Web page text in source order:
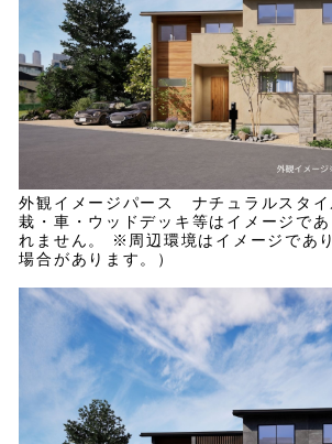
外観イメージパース ナチュラルスタ
栽・車・ウッドデッキ等はイメージで
れません。 ※周辺環境はイメージであ
場合があります。）